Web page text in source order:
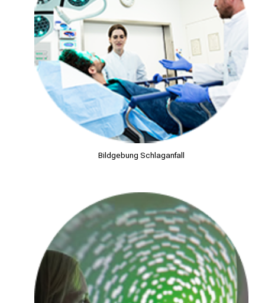
Bildgebung Schlaganfall